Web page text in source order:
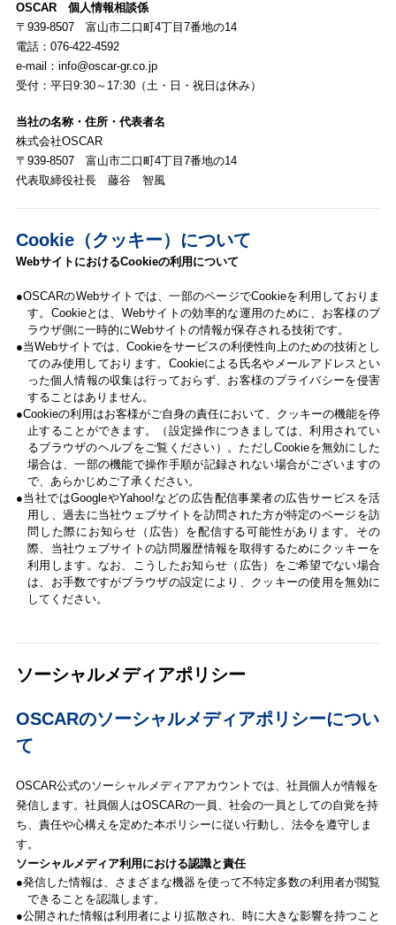
OSCAR 個人情報相談係
〒939-8507 富山市二口町4丁目7番地の14
電話： 076-422-4592
e-mail： info@oscar-gr.co.jp
受付：平日9:30～17:30（土・日・祝日は休み）
当社の名称・住所・代表者名
株式会社OSCAR
〒939-8507 富山市二口町4丁目7番地の14
代表取締役社長 藤谷 智風
Cookie（クッキー）について
WebサイトにおけるCookieの利用について
OSCARのWebサイトでは、一部のページでCookieを利用しておりま
す。Cookieとは、Webサイトの効率的な運用のために、お客様のブ
ラウザ側に一時的にWebサイトの情報が保存される技術です。
当Webサイトでは、Cookieをサービスの利便性向上のための技術とし
てのみ使用しております。Cookieによる氏名やメールアドレスとい
った個人情報の収集は行っておらず、お客様のプライバシーを侵害
することはありません。
Cookieの利用はお客様がご自身の責任において、クッキーの機能を停
止することができます。（設定操作につきましては、利用されてい
るブラウザのヘルプをご覧ください）。ただしCookieを無効にした
場合は、一部の機能で操作手順が記録されない場合がございますの
で、あらかじめご了承ください。
当社ではGoogleやYahoo!などの広告配信事業者の広告サービスを活
用し、過去に当社ウェブサイトを訪問された方が特定のページを訪
問した際にお知らせ（広告）を配信する可能性があります。その
際、当社ウェブサイトの訪問履歴情報を取得するためにクッキーを
利用します。なお、こうしたお知らせ（広告）をご希望でない場合
は、お手数ですがブラウザの設定により、クッキーの使用を無効に
してください。
ソーシャルメディアポリシー
OSCARのソーシャルメディアポリシーについ
て
OSCAR公式のソーシャルメディアアカウントでは、社員個人が情報を
発信します。社員個人はOSCARの一員、社会の一員としての自覚を持
ち、責任や心構えを定めた本ポリシーに従い行動し、法令を遵守しま
す。
ソーシャルメディア利用における認識と責任
発信した情報は、さまざまな機器を使って不特定多数の利用者が閲覧
できることを認識します。
公開された情報は利用者により拡散され、時に大きな影響を持つこと